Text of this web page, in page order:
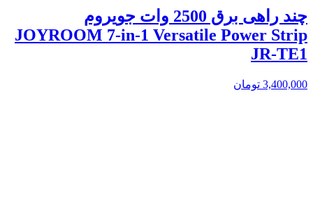
چند راهی برق 2500 وات جویروم
JOYROOM 7-in-1 Versatile Power Strip
JR-TE1
3,400,000 تومان